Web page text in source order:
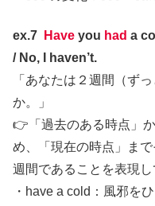
ex.7 Have you had a
/ No, I haven’t.
「あなたは２週間（ず
か。」
👉「過去のある時点」
め、「現在の時点」ま
週間であることを表現し
・have a cold：風邪をひ